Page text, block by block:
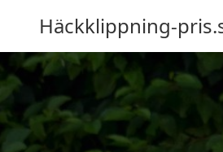
Häckklippning-